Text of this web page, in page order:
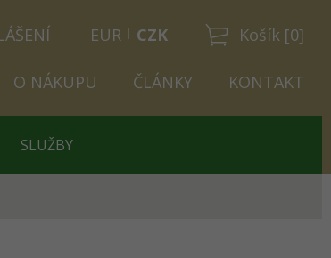
Košík [0]
EUR CZK
O NÁKUPU ČLÁNKY KONTAKT
SLUŽBY